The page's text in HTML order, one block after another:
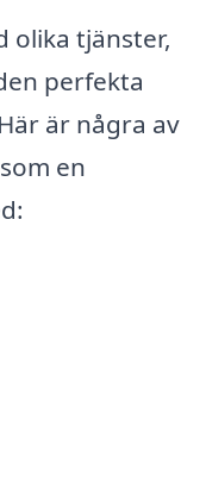
olika tjänster,
perfekta
är några av
en